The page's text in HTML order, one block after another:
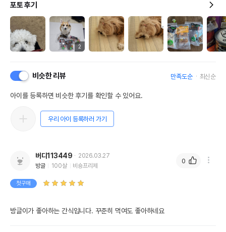
포토 후기
2
비슷한 리뷰 만족도순 최신순
아이를 등록하면 비슷한 후기를 확인할 수 있어요.
우리 아이 등록하러 가기
버디113449
2026.03.27
방글
100살 비숑프리제
첫구매
방글이가 좋아하는 간식입니다. 꾸준히 먹여도 좋아하네요
0